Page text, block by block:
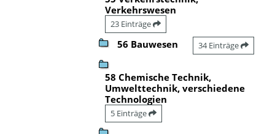
Verkehrswesen
23 Einträge
56 Bauwesen 34 Einträge
58 Chemische Technik,
Umwelttechnik, verschiedene
Technologien
5 Einträge